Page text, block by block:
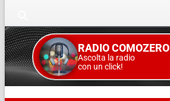
RADIO COMOZERO
Ascolta la radio
con un click!